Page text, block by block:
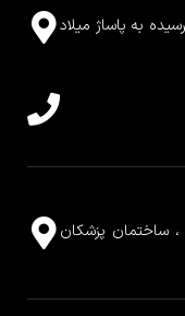
به پاساژ میلاد
، ساختمان پزشکان